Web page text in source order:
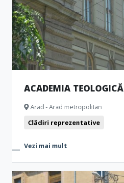
ACADEMIA TEOLOGICĂ
Arad - Arad metropolitan
Clădiri reprezentative
Vezi mai mult